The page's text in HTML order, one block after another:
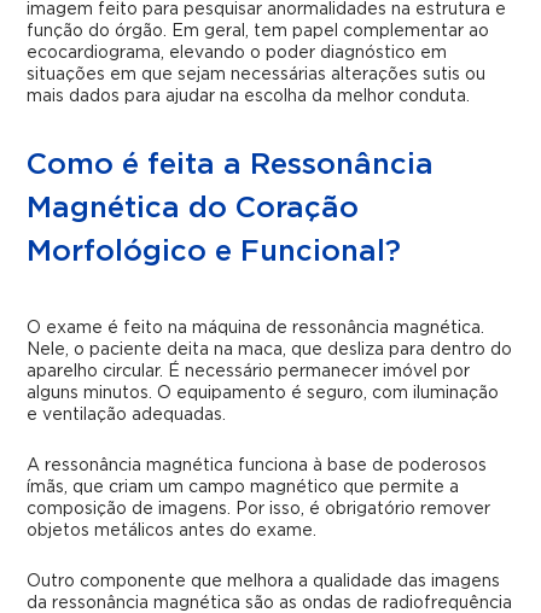
imagem feito para pesquisar anormalidades na estrutura e
função do órgão. Em geral, tem papel complementar ao
ecocardiograma, elevando o poder diagnóstico em
situações em que sejam necessárias alterações sutis ou
mais dados para ajudar na escolha da melhor conduta.
Como é feita a Ressonância
Magnética do Coração
Morfológico e Funcional?
O exame é feito na máquina de ressonância magnética.
Nele, o paciente deita na maca, que desliza para dentro do
aparelho circular. É necessário permanecer imóvel por
alguns minutos. O equipamento é seguro, com iluminação
e ventilação adequadas.
A ressonância magnética funciona à base de poderosos
ímãs, que criam um campo magnético que permite a
composição de imagens. Por isso, é obrigatório remover
objetos metálicos antes do exame.
Outro componente que melhora a qualidade das imagens
da ressonância magnética são as ondas de radiofrequência